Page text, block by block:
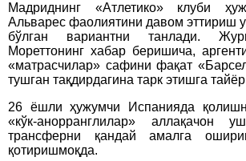
Мадриднинг «Атлетико» клуби
Альварес фаолиятини давом эттириш
бўлган вариантни танлади.
Мореттонинг хабар беришича,
«матрасчилар» сафини фақат
тушган тақдирдагина тарк этишга
26 ёшли ҳужумчи Испанияда
«кўк-анорранглилар» аллақачон
трансферни қандай амалга
қотиришмоқда.